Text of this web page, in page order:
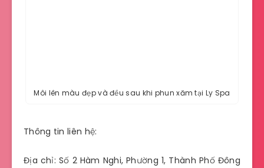
Môi lên màu đẹp và đều sau khi phun xăm tại Ly Spa
Thông tin liên hệ:
Địa chỉ: Số 2 Hàm Nghi, Phường 1, Thành Phố Đông